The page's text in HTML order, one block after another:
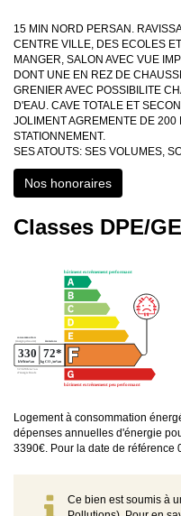
15 MIN NORD PERSAN.
CENTRE VILLE, DES ECOLES
MANGER, SALON AVEC VUE
DONT UNE EN REZ DE
GRENIER AVEC POSSIBILITE
D'EAU. CAVE TOTALE ET
JOLIMENT AGREMENTE DE 200
STATIONNEMENT.
SES ATOUTS: SES VOLUMES,
Nos honoraires
Classes DPE/
Logement à consommation
dépenses annuelles d'énergie
3390€. Pour la date de référence
Ce bien est soumis à